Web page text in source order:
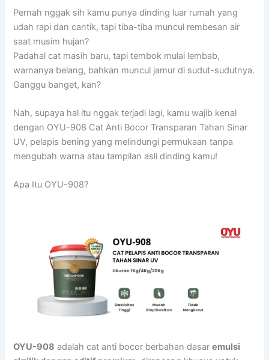
Pernah nggak sih kamu punya dinding luar rumah yang
udah rapi dan cantik, tapi tiba-tiba muncul rembesan air
saat musim hujan?
Padahal cat masih baru, tapi tembok mulai lembab,
warnanya belang, bahkan muncul jamur di sudut-sudutnya.
Ganggu banget, kan?
Nah, supaya hal itu nggak terjadi lagi, kamu wajib kenal
dengan OYU-908 Cat Anti Bocor Transparan Tahan Sinar
UV, pelapis bening yang melindungi permukaan tanpa
mengubah warna atau tampilan asli dinding kamu!
Apa Itu OYU-908?
OYU-908 adalah cat anti bocor berbahan dasaremulsi